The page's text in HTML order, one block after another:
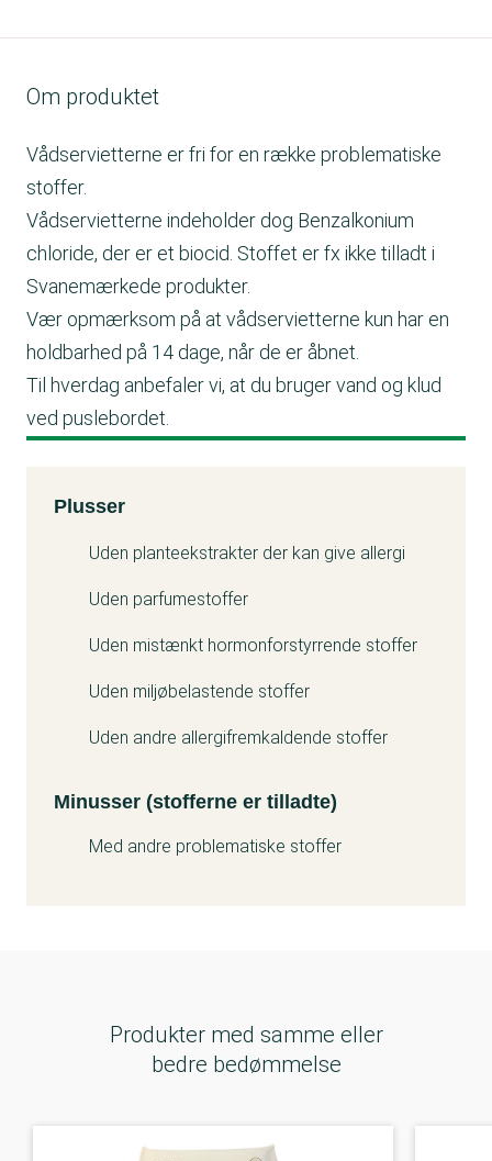
Om produktet
Vådservietterne er fri for en række problematiske
stoffer.
Vådservietterne indeholder dog Benzalkonium
chloride, der er et biocid. Stoffet er fx ikke tilladt i
Svanemærkede produkter.
Vær opmærksom på at vådservietterne kun har en
holdbarhed på 14 dage, når de er åbnet.
Til hverdag anbefaler vi, at du bruger vand og klud
ved puslebordet.
Kemitest
Plusser
Uden planteekstrakter der kan give allergi
Uden parfumestoffer
Uden mistænkt hormonforstyrrende stoffer
Uden miljøbelastende stoffer
Uden andre allergifremkaldende stoffer
Minusser (stofferne er tilladte)
Med andre problematiske stoffer
Produkter med samme eller
bedre bedømmelse